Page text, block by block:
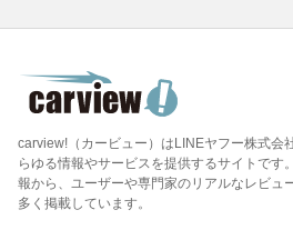
carview!（カービュー）はLINEヤフー株式会
らゆる情報やサービスを提供するサイトです
報から、ユーザーや専門家のリアルなレビュ
多く掲載しています。